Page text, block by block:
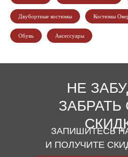
Двубортные костюмы Костюмы
Обувь Аксессуары
НЕ
ЗАПИШИТЕСЬ
И ПОЛУЧИТЕ